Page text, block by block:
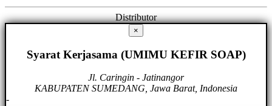
Distributor
×
Syarat Kerjasama (UMIMU KEFIR SOAP)
Jl. Caringin - Jatinangor
KABUPATEN SUMEDANG, Jawa Barat, Indonesia
-